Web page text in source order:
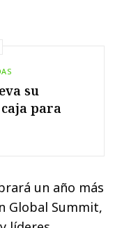
su
para
un año más
Global Summit,